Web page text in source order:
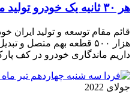
هر ۳۰ ثانیه یک خودرو تولید می‌کنیم
هزار ۵۰۰ قطعه بهم متصل
داریم ماندگاری خودرو در کف
جولای 2022